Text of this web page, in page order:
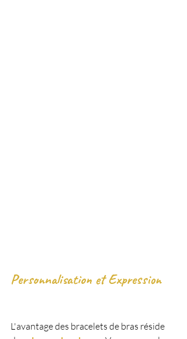
Personnalisation et Expression
L'avantage des bracelets de bras réside